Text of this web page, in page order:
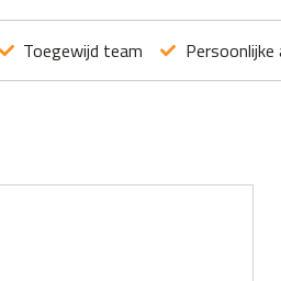
Toegewijd team Persoonlijke